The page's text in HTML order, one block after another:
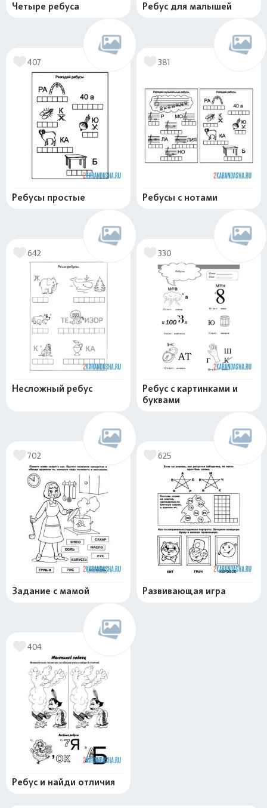
Четыре ребуса Ребус для малышей
407
Ребусы простые
381
Ребусы с нотами
642
Несложный ребус
330
Ребус с картинками и
буквами
702
Задание с мамой
625
Развивающая игра
404
Ребус и найди отличия